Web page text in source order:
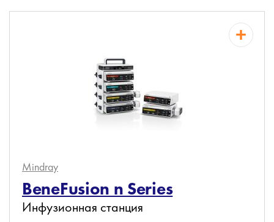
Mindray
BeneFusion n Series
Инфузионная станция